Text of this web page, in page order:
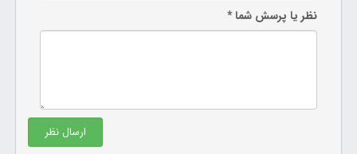
نظر یا پرسش شما *
ارسال نظر